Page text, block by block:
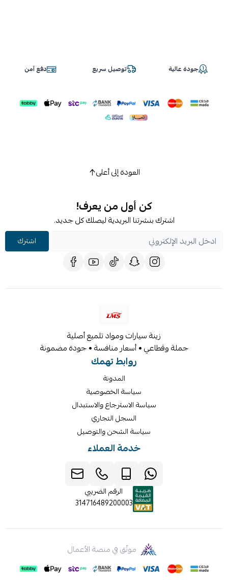
جودة عالية توصيل سريع دفع آمن
العودة إلى أعلى
كن أول من يعرف!
اشترك بنشرتنا البريدية ليصلك كل جديد.
اشترك
زينة سيارات ومواد تلميع أصلية
جملة وقطاعي • أسعار منافسة • جودة مضمونة
روابط تهمك
المدونة
سياسة الخصوصية
سياسة الاسترجاع والاستبدال
السجل التجاري
سياسة الشحن والتوصيل
خدمة العملاء
الرقم الضريبي
314716489200003
موثّق في منصة الأعمال